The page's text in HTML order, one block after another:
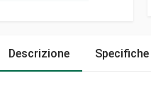
Descrizione Specifiche